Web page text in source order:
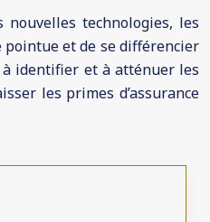
technologies, les
et de se différencier
à identifier et à atténuer les
les primes d’assurance